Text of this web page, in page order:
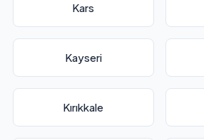
Kars
Kayseri
Kırıkkale